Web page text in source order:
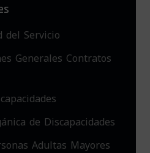
del Servicio
Generales Contratos
de Discapacidades
Adultas Mayores